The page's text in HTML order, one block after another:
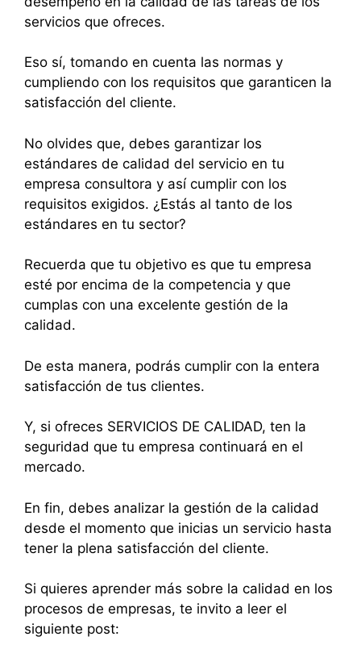
servicios que ofreces.
Eso sí, tomando en cuenta las normas y
cumpliendo con los requisitos que garanticen la
satisfacción del cliente.
No olvides que, debes garantizar los
estándares de calidad del servicio en tu
empresa consultora y así cumplir con los
requisitos exigidos. ¿Estás al tanto de los
estándares en tu sector?
Recuerda que tu objetivo es que tu empresa
esté por encima de la competencia y que
cumplas con una excelente gestión de la
calidad.
De esta manera, podrás cumplir con la entera
satisfacción de tus clientes.
Y, si ofreces SERVICIOS DE CALIDAD, ten la
seguridad que tu empresa continuará en el
mercado.
En fin, debes analizar la gestión de la calidad
desde el momento que inicias un servicio hasta
tener la plena satisfacción del cliente.
Si quieres aprender más sobre la calidad en los
procesos de empresas, te invito a leer el
siguiente post: